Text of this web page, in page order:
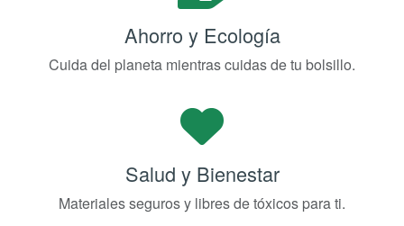
Ahorro y Ecología
Cuida del planeta mientras cuidas de tu bolsillo.
Salud y Bienestar
Materiales seguros y libres de tóxicos para ti.